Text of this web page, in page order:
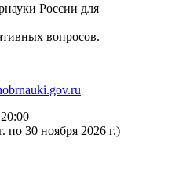
России для
вопросов.
по 30 ноября 2026 г.)